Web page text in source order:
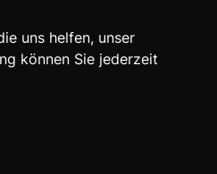
uns helfen, unser
können Sie jederzeit